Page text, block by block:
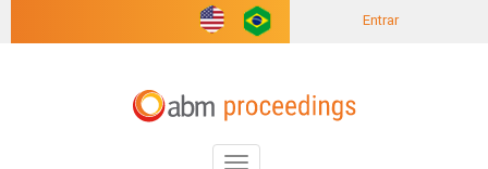
Entrar
Toggle